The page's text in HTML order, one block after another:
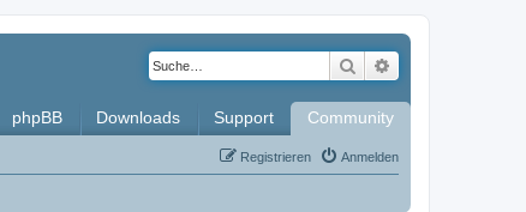
Suche
phpBB Downloads Support Community
Anmelden
Registrieren